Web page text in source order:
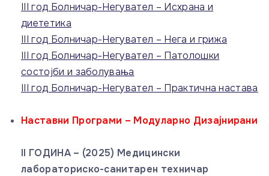
III год Болничар-Негувател – Исхрана и
диететика
III год Болничар-Негувател – Нега и грижа
III год Болничар-Негувател – Патолошки
состојби и заболувања
III год Болничар-Негувател – Практична настава
Наставни Програми – Модуларно Дизајнирани
II ГОДИНА – (2025) Медицински
лабораториско-санитарен техничар